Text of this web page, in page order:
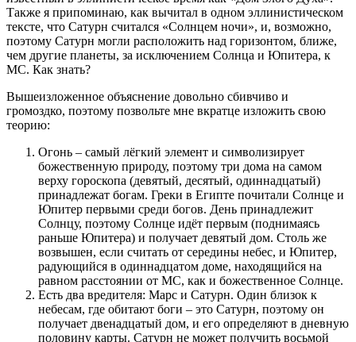
Также я припоминаю, как вычитал в одном эллинистическом
тексте, что Сатурн считался «Солнцем ночи», и, возможно,
поэтому Сатурн могли расположить над горизонтом, ближе,
чем другие планеты, за исключением Солнца и Юпитера, к
МС. Как знать?
Вышеизложенное объяснение довольно сбивчиво и
громоздко, поэтому позвольте мне вкратце изложить свою
теорию:
Огонь – самый лёгкий элемент и символизирует
божественную природу, поэтому три дома на самом
верху гороскопа (девятый, десятый, одиннадцатый)
принадлежат богам. Греки в Египте почитали Солнце и
Юпитер первыми среди богов. День принадлежит
Солнцу, поэтому Солнце идёт первым (поднимаясь
раньше Юпитера) и получает девятый дом. Столь же
возвышен, если считать от середины небес, и Юпитер,
радующийся в одиннадцатом доме, находящийся на
равном расстоянии от МС, как и божественное Солнце.
Есть два вредителя: Марс и Сатурн. Один близок к
небесам, где обитают боги – это Сатурн, поэтому он
получает двенадцатый дом, и его определяют в дневную
половину карты. Сатурн не может получить восьмой